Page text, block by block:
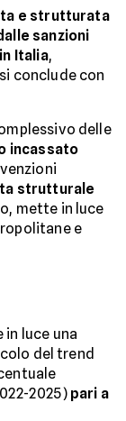
e strutturata
sanzioni
Italia,
conclude con
delle
incassato
strutturale
mette in luce
e
luce una
del trend
2025) pari a